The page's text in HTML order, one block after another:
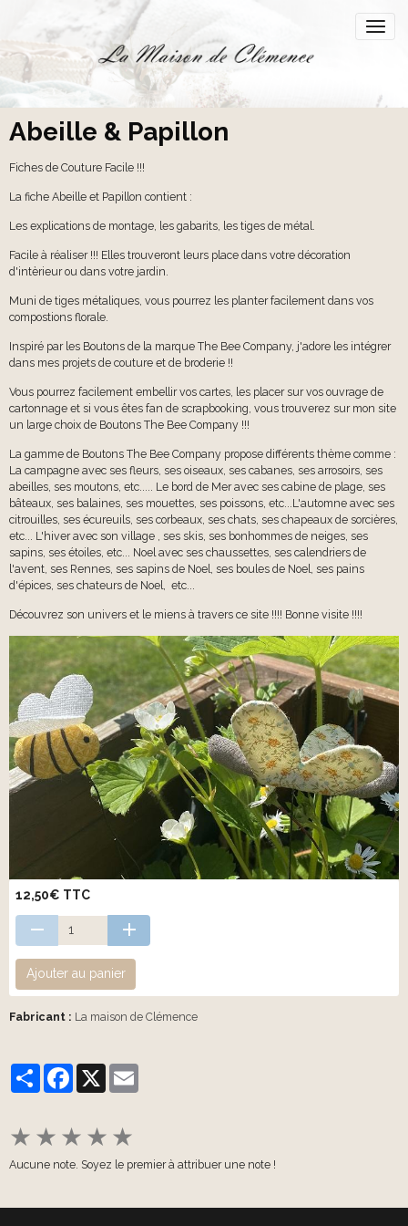
Abeille & Papillon
Fiches de Couture Facile !!!
La fiche Abeille et Papillon contient :
Les explications de montage, les gabarits, les tiges de métal.
Facile à réaliser !!! Elles trouveront leurs place dans votre décoration
d'intèrieur ou dans votre jardin.
Muni de tiges métaliques, vous pourrez les planter facilement dans vos
compostions florale.
Inspiré par les Boutons de la marque The Bee Company, j'adore les intégrer
dans mes projets de couture et de broderie !!
Vous pourrez facilement embellir vos cartes, les placer sur vos ouvrage de
cartonnage et si vous êtes fan de scrapbooking, vous trouverez sur mon site
un large choix de Boutons The Bee Company !!!
La gamme de Boutons The Bee Company propose différents thème comme :
La campagne avec ses fleurs, ses oiseaux, ses cabanes, ses arrosoirs, ses
abeilles, ses moutons, etc..... Le bord de Mer avec ses cabine de plage, ses
bâteaux, ses balaines, ses mouettes, ses poissons, etc...L'automne avec ses
citrouilles, ses écureuils, ses corbeaux, ses chats, ses chapeaux de sorcières,
etc... L'hiver avec son village , ses skis, ses bonhommes de neiges, ses
sapins, ses étoiles, etc... Noel avec ses chaussettes, ses calendriers de
l'avent, ses Rennes, ses sapins de Noel, ses boules de Noel, ses pains
d'épices, ses chateurs de Noel, etc...
Découvrez son univers et le miens à travers ce site !!!! Bonne visite !!!!
12,50€ TTC
Ajouter au panier
Fabricant : La maison de Clémence
PartagerFacebook
X
★ ★ ★ ★ ★
Aucune note. Soyez le premier à attribuer une note !